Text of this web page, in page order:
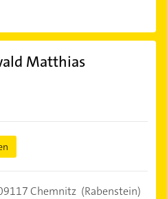
Matthias
Chemnitz (Rabenstein)